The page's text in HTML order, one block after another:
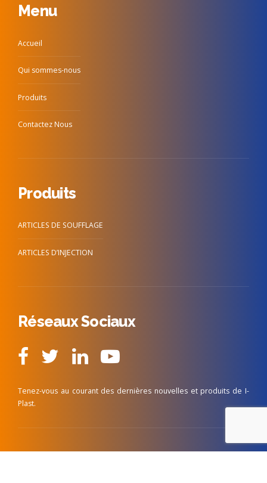
Menu
Accueil
Qui sommes-nous
Produits
Contactez Nous
Produits
ARTICLES DE SOUFFLAGE
ARTICLES D’INJECTION
Réseaux Sociaux
Tenez-vous au courant des dernières nouvelles et produits de I-
Plast.